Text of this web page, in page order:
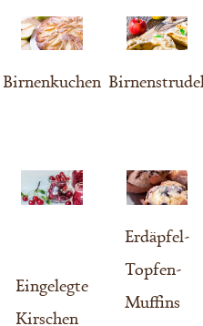
Birnenkuchen
Eingelegte
Kirschen
Erdäpfel-
Topfen-
Muffins